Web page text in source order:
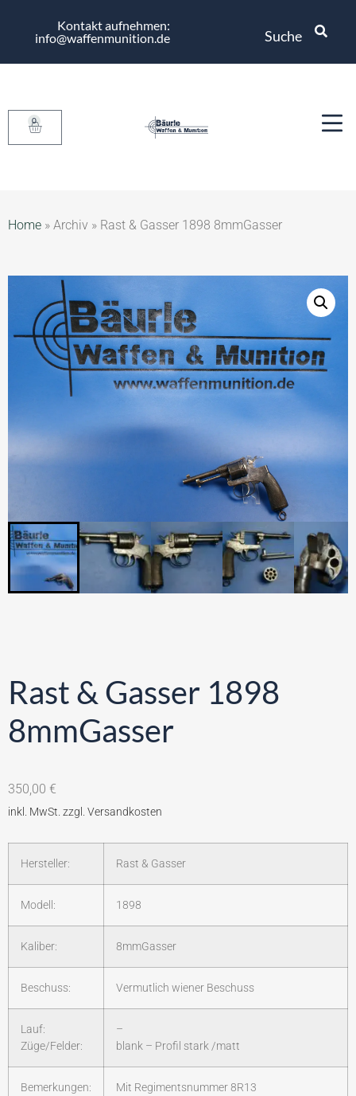
Kontakt aufnehmen:
info@waffenmunition.de
Suche
0
Home » Archiv » Rast & Gasser 1898 8mmGasser
Rast & Gasser 1898
8mmGasser
350,00 €
Hersteller: Rast & Gasser
Modell: 1898
Kaliber: 8mmGasser
Beschuss: Vermutlich wiener Beschuss
Lauf:
Züge/Felder:
–
blank – Profil stark /matt
Bemerkungen:
Mit Regimentsnummer 8R13